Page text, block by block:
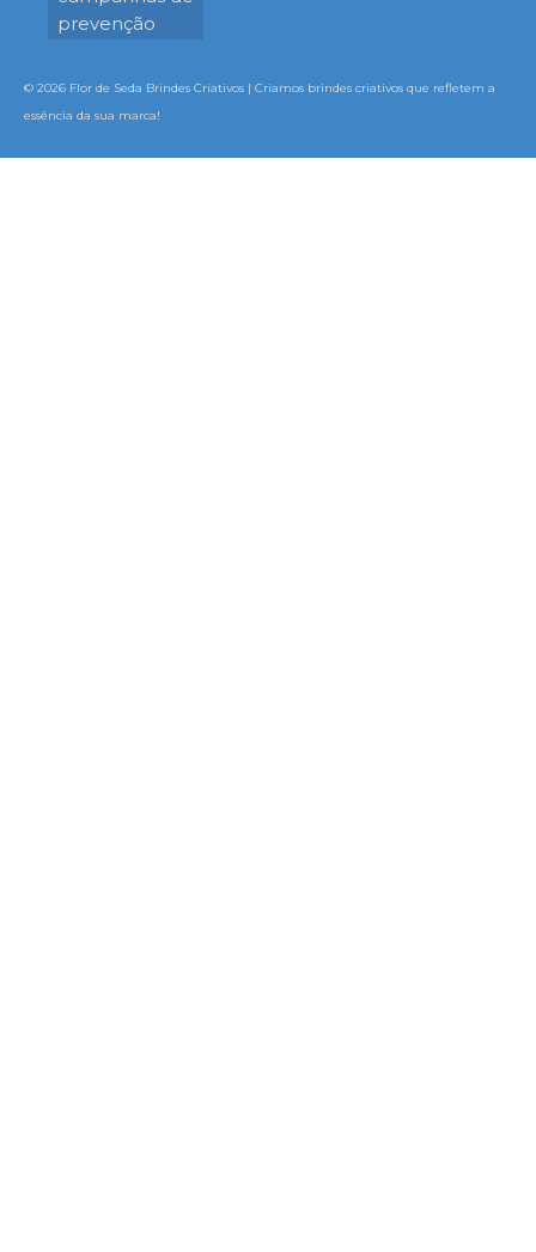
prevenção
© 2026 Flor de Seda Brindes Criativos | Criamos brindes criativos que refletem a
essência da sua marca!